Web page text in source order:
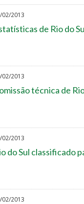
02/2013
de Rio do
02/2013
técnica de
02/2013
do Sul classificado
02/2013